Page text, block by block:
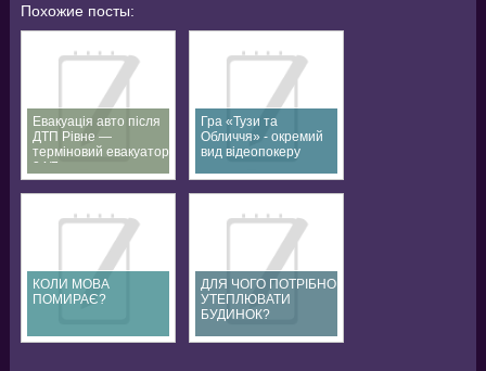
Похожие посты:
Евакуація авто після
ДТП Рівне —
терміновий евакуатор
24/7
Гра «Тузи та
Обличчя» - окремий
вид відеопокеру
КОЛИ МОВА
ПОМИРАЄ?
ДЛЯ ЧОГО ПОТРІБНО
УТЕПЛЮВАТИ
БУДИНОК?